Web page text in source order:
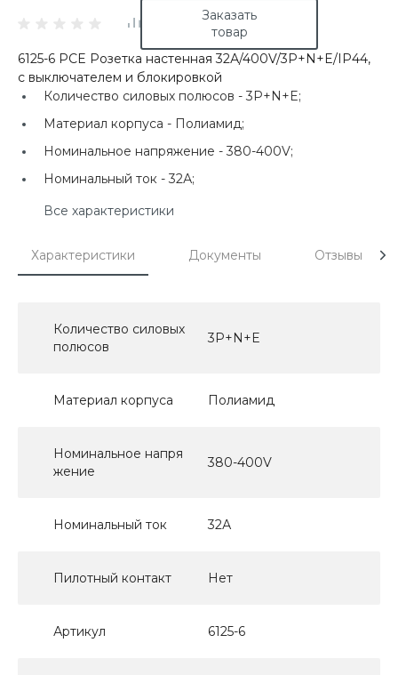
Заказать
товар
6125-6 PCE Розетка настенная 32А/400V/3P+N+E/IP44,
с выключателем и блокировкой
Количество силовых полюсов - 3P+N+E;
Материал корпуса - Полиамид;
Номинальное напряжение - 380-400V;
Номинальный ток - 32А;
Все характеристики
Характеристики Документы Отзывы
Количество силовых
полюсов
3P+N+E
Материал корпуса Полиамид
Номинальное напря
жение
380-400V
Номинальный ток 32А
Пилотный контакт Нет
Артикул 6125-6